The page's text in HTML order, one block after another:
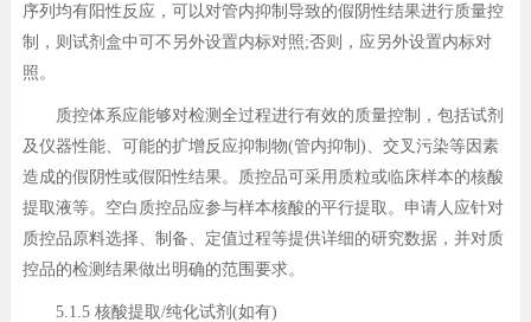
序列均有阳性反应，可以对管内抑制导致的假阴性结果进行质量控
制，则试剂盒中可不另外设置内标对照;否则，应另外设置内标对
照。
质控体系应能够对检测全过程进行有效的质量控制，包括试剂
及仪器性能、可能的扩增反应抑制物(管内抑制)、交叉污染等因素
造成的假阴性或假阳性结果。质控品可采用质粒或临床样本的核酸
提取液等。空白质控品应参与样本核酸的平行提取。申请人应针对
质控品原料选择、制备、定值过程等提供详细的研究数据，并对质
控品的检测结果做出明确的范围要求。
5.1.5 核酸提取/纯化试剂(如有)